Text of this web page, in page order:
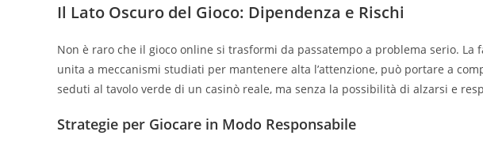
Il Lato Oscuro del Gioco: Dipendenza e Rischi
Non è raro che il gioco online si trasformi da passatempo a problema serio. La
unita a meccanismi studiati per mantenere alta l’attenzione, può portare a
seduti al tavolo verde di un casinò reale, ma senza la possibilità di alzarsi e
Strategie per Giocare in Modo Responsabile